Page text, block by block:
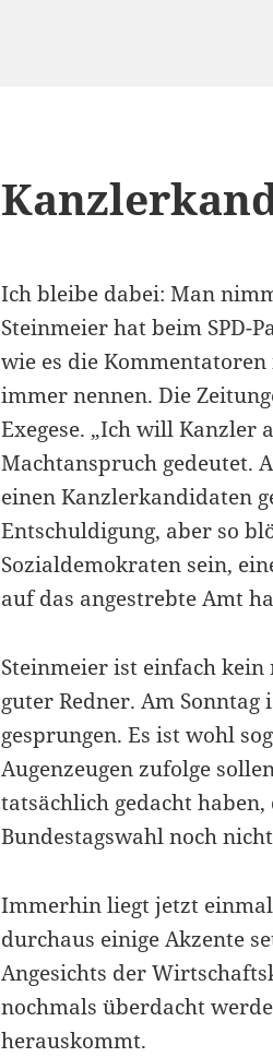
Ich bleibe dabei: Man
Steinmeier hat beim SPD-
wie es die
immer nennen. Die
Exegese. „Ich will Kanzler
Machtanspruch gedeutet.
einen Kanzlerkandidaten
Entschuldigung, aber so
Sozialdemokraten sein,
auf das angestrebte Amt
Steinmeier ist einfach
guter Redner. Am
gesprungen. Es ist wohl
Augenzeugen zufolge
tatsächlich gedacht
Bundestagswahl noch
Immerhin liegt jetzt
durchaus einige Akzente
Angesichts der
nochmals überdacht
herauskommt.